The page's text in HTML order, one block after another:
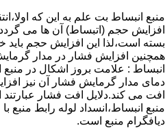
منبع انبساط بت علم به این که
افزایش حجم (اتبساط) آن ها می گردد
بسته است،لذا این افزایش حجم
همچنین افزایش فشار در مدار
انبساط : علامت بروز اشکال در
دمای مدار گرمایش فشار آن نیز
افت می کند.دلایل افت فشار عبارتند
منبع انبساط،انسداد لوله رابط منبع
دیافگرام منبع است.